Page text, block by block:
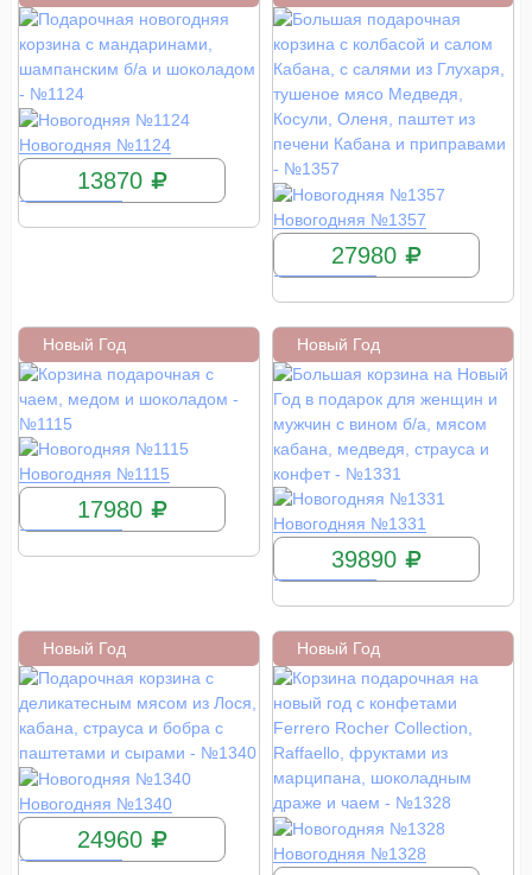
Новогодняя №1124
КУПИТЬ
13870
Новогодняя №1357
КУПИТЬ
27980
Новый Год
Новогодняя №1115
КУПИТЬ
17980
Новый Год
Новогодняя №1331
КУПИТЬ
39890
Новый Год
Новогодняя №1340
КУПИТЬ
24960
Новый Год
Новогодняя №1328
КУПИТЬ